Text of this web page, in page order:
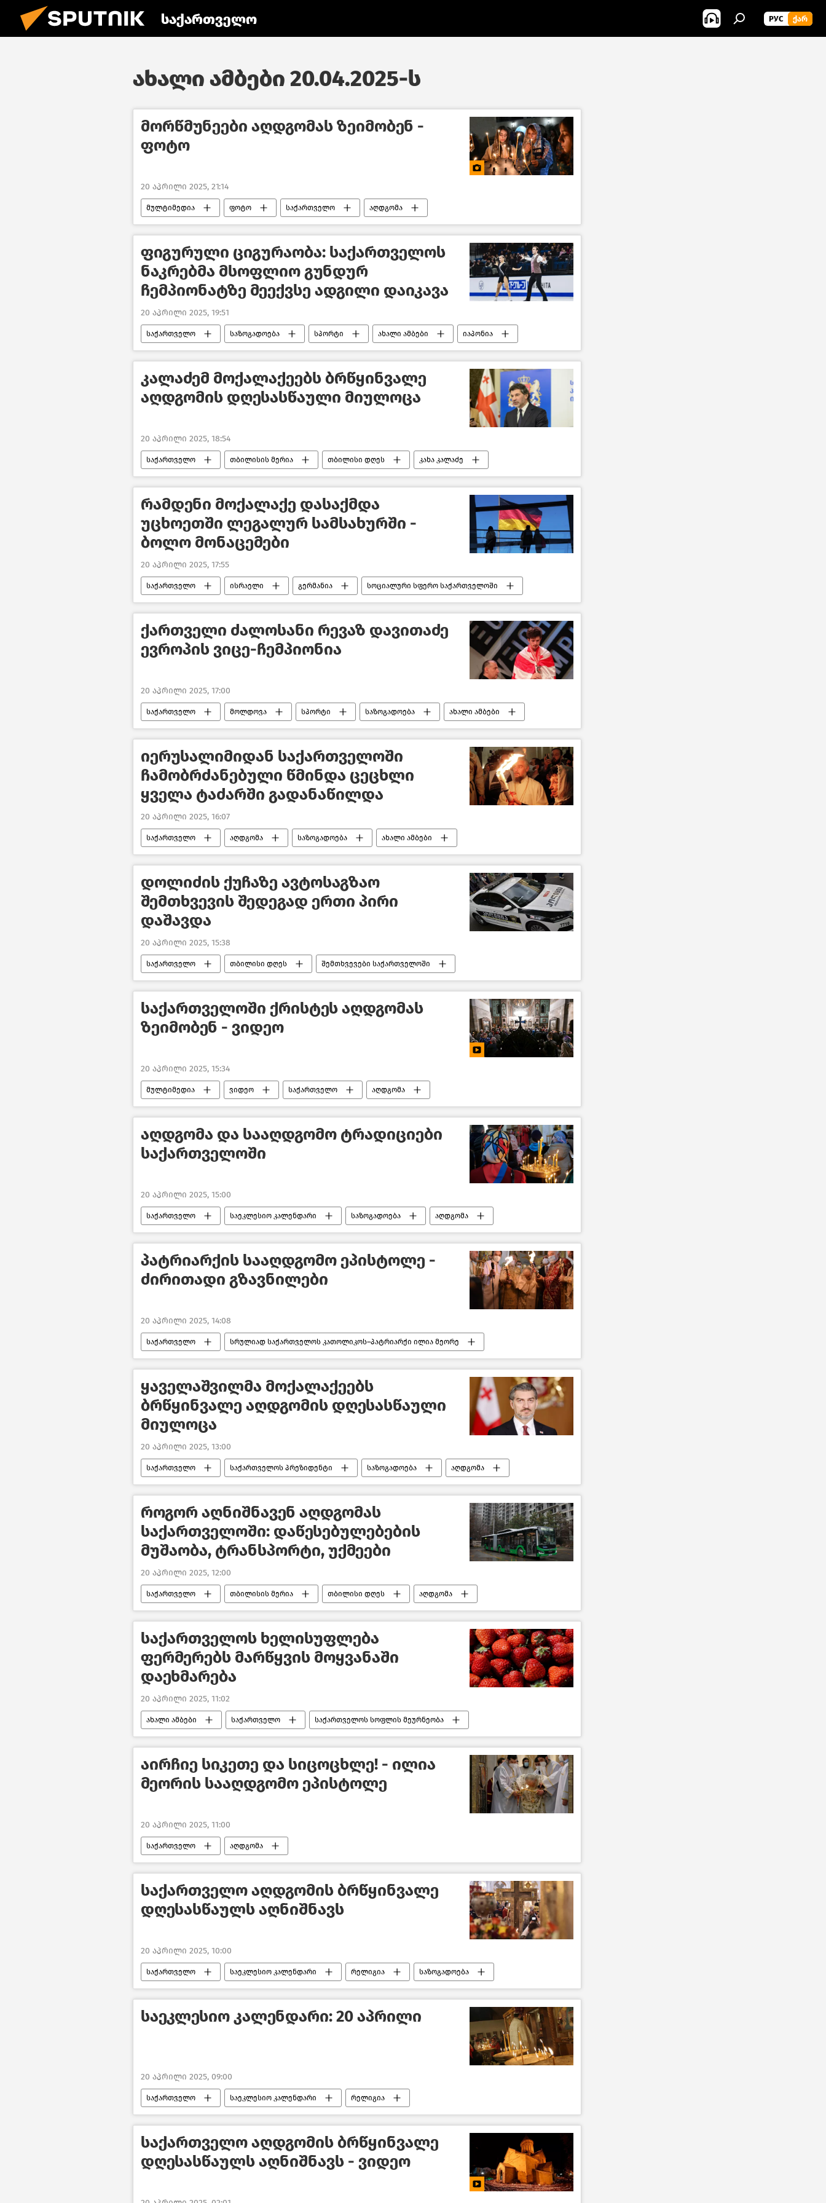
საქართველო РУС ᲥᲐᲠ
ახალი ამბები 20.04.2025-ს
მორწმუნეები აღდგომას ზეიმობენ -
ფოტო
20 აპრილი 2025, 21:14
მულტიმედია ფოტო საქართველო აღდგომა
ფიგურული ციგურაობა: საქართველოს
ნაკრებმა მსოფლიო გუნდურ
ჩემპიონატზე მეექვსე ადგილი დაიკავა
20 აპრილი 2025, 19:51
საქართველო საზოგადოება სპორტი ახალი ამბები იაპონია
კალაძემ მოქალაქეებს ბრწყინვალე
აღდგომის დღესასწაული მიულოცა
20 აპრილი 2025, 18:54
საქართველო თბილისის მერია თბილისი დღეს კახა კალაძე
აღდგომა ახალი ამბები
რამდენი მოქალაქე დასაქმდა
უცხოეთში ლეგალურ სამსახურში -
ბოლო მონაცემები
20 აპრილი 2025, 17:55
საქართველო ისრაელი გერმანია სოციალური სფერო საქართველოში
ახალი ამბები
ქართველი ძალოსანი რევაზ დავითაძე
ევროპის ვიცე-ჩემპიონია
20 აპრილი 2025, 17:00
საქართველო მოლდოვა სპორტი საზოგადოება ახალი ამბები
იერუსალიმიდან საქართველოში
ჩამობრძანებული წმინდა ცეცხლი
ყველა ტაძარში გადანაწილდა
20 აპრილი 2025, 16:07
საქართველო აღდგომა საზოგადოება ახალი ამბები
დოლიძის ქუჩაზე ავტოსაგზაო
შემთხვევის შედეგად ერთი პირი
დაშავდა
20 აპრილი 2025, 15:38
საქართველო თბილისი დღეს შემთხვევები საქართველოში
ახალი ამბები
საქართველოში ქრისტეს აღდგომას
ზეიმობენ - ვიდეო
20 აპრილი 2025, 15:34
მულტიმედია ვიდეო საქართველო აღდგომა
აღდგომა და სააღდგომო ტრადიციები
საქართველოში
20 აპრილი 2025, 15:00
საქართველო საეკლესიო კალენდარი საზოგადოება აღდგომა
პატრიარქის სააღდგომო ეპისტოლე -
ძირითადი გზავნილები
20 აპრილი 2025, 14:08
საქართველო სრულიად საქართველოს კათოლიკოს–პატრიარქი ილია მეორე
აღდგომა საზოგადოება ახალი ამბები
ყაველაშვილმა მოქალაქეებს
ბრწყინვალე აღდგომის დღესასწაული
მიულოცა
20 აპრილი 2025, 13:00
საქართველო საქართველოს პრეზიდენტი საზოგადოება აღდგომა
ახალი ამბები
როგორ აღნიშნავენ აღდგომას
საქართველოში: დაწესებულებების
მუშაობა, ტრანსპორტი, უქმეები
20 აპრილი 2025, 12:00
საქართველო თბილისის მერია თბილისი დღეს აღდგომა
ახალი ამბები საზოგადოება
საქართველოს ხელისუფლება
ფერმერებს მარწყვის მოყვანაში
დაეხმარება
20 აპრილი 2025, 11:02
ახალი ამბები საქართველო საქართველოს სოფლის მეურნეობა
აირჩიე სიკეთე და სიცოცხლე! - ილია
მეორის სააღდგომო ეპისტოლე
20 აპრილი 2025, 11:00
საქართველო აღდგომა
სრულიად საქართველოს კათოლიკოს–პატრიარქი ილია მეორე საზოგადოება
ახალი ამბები
საქართველო აღდგომის ბრწყინვალე
დღესასწაულს აღნიშნავს
20 აპრილი 2025, 10:00
საქართველო საეკლესიო კალენდარი რელიგია საზოგადოება
საეკლესიო კალენდარი: 20 აპრილი
20 აპრილი 2025, 09:00
საქართველო საეკლესიო კალენდარი რელიგია
საქართველო აღდგომის ბრწყინვალე
დღესასწაულს აღნიშნავს - ვიდეო